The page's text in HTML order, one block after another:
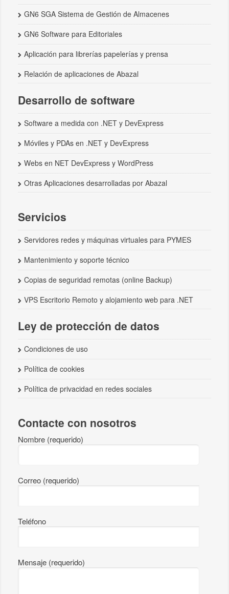
GN6 SGA Sistema de Gestión de Almacenes
GN6 Software para Editoriales
Aplicación para librerías papelerías y prensa
Relación de aplicaciones de Abazal
Desarrollo de software
Software a medida con .NET y DevExpress
Móviles y PDAs en .NET y DevExpress
Webs en NET DevExpress y WordPress
Otras Aplicaciones desarrolladas por Abazal
Servicios
Servidores redes y máquinas virtuales para PYMES
Mantenimiento y soporte técnico
Copias de seguridad remotas (online Backup)
VPS Escritorio Remoto y alojamiento web para .NET
Ley de protección de datos
Condiciones de uso
Política de cookies
Política de privacidad en redes sociales
Contacte con nosotros
Nombre (requerido)
Correo (requerido)
Teléfono
Mensaje (requerido)